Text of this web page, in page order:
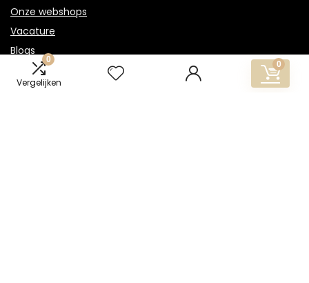
0
Vergelijken
0
Onze webshops
Vacature
Blogs
Privacybeleid
Adverteren